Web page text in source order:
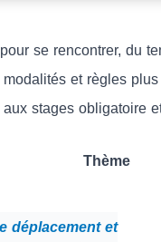
se rencontrer, du
modalités et règles
aux stages obligatoire
Thème
déplacement et